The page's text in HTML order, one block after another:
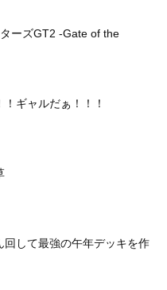
ーズGT2 -Gate of the
ギャルだぁ！！！
して最強の午年デッキを作